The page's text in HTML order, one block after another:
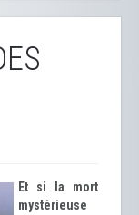
Et si la mort
mystérieuse